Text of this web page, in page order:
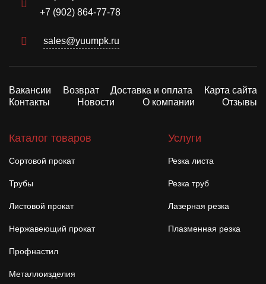
+7 (902) 864-77-78
sales@yuumpk.ru
Вакансии Возврат Доставка и оплата
Карта сайта
Контакты
Новости О компании Отзывы
Каталог товаров
Сортовой прокат
Трубы
Листовой прокат
Нержавеющий прокат
Профнастил
Металлоизделия
Услуги
Резка листа
Резка труб
Лазерная резка
Плазменная резка